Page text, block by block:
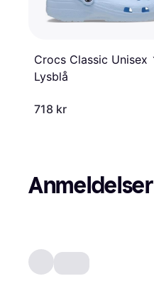
Crocs Classic Unisex
Lysblå
718 kr
Anmeldelser